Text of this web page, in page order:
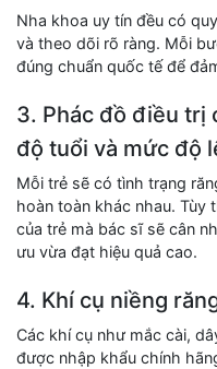
Nha khoa uy tín đều có
và theo dõi rõ ràng. Mỗi
đúng chuẩn quốc tế để
3. Phác đồ điều trị
độ tuổi và mức độ
Mỗi trẻ sẽ có tình trạng
hoàn toàn khác nhau. Tùy
của trẻ mà bác sĩ sẽ cân
ưu vừa đạt hiệu quả cao.
4. Khí cụ niềng
Các khí cụ như mắc cài,
được nhập khẩu chính